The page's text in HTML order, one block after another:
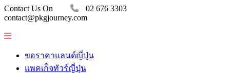
Contact Us On
02 676 3303
contact@pkgjourney.com
ขอราคาแลนด์ญี่ปุ่น
แพคเก็จทัวร์ญี่ปุ่น